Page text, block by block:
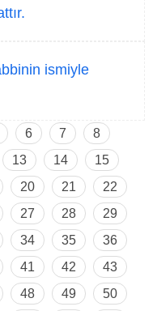
ismiyle
6 7
8
13 14
15
20 21
22
27 28
29
34 35
36
41 42
43
48 49
50